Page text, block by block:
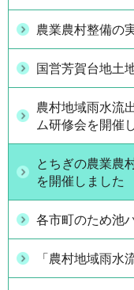
農業農村整備の
国営芳賀台地土
農村地域雨水流
ム研修会を開催
とちぎの農業農
を開催しました
各市町のため池
「農村地域雨水